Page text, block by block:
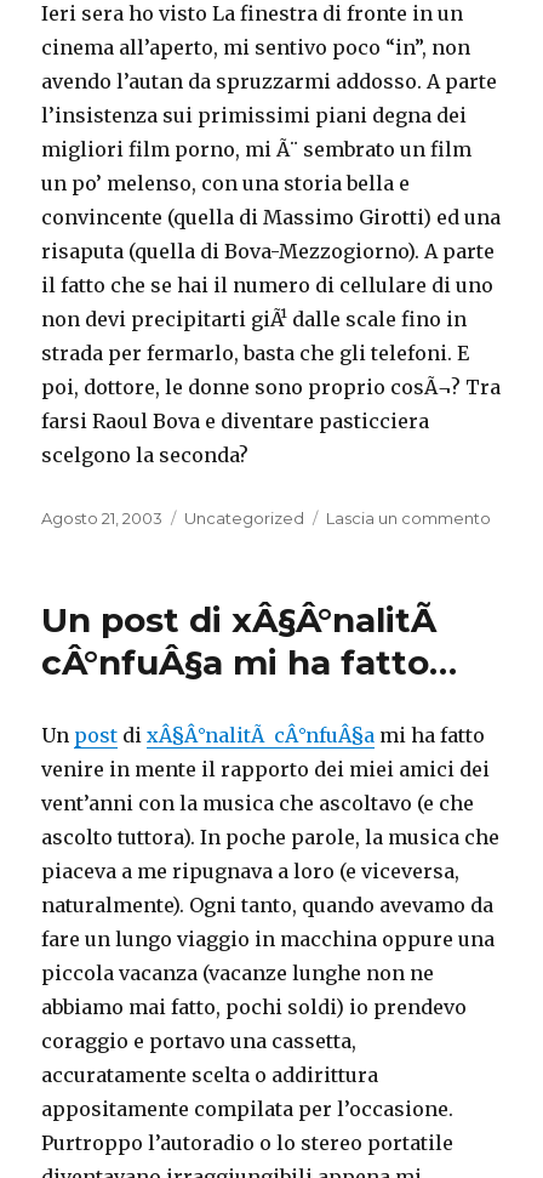
Ieri sera ho visto La finestra di fronte in un
cinema all’aperto, mi sentivo poco “in”, non
avendo l’autan da spruzzarmi addosso. A parte
l’insistenza sui primissimi piani degna dei
migliori film porno, mi Ã¨ sembrato un film
un po’ melenso, con una storia bella e
convincente (quella di Massimo Girotti) ed una
risaputa (quella di Bova-Mezzogiorno). A parte
il fatto che se hai il numero di cellulare di uno
non devi precipitarti giÃ¹ dalle scale fino in
strada per fermarlo, basta che gli telefoni. E
poi, dottore, le donne sono proprio cosÃ¬? Tra
farsi Raoul Bova e diventare pasticciera
scelgono la seconda?
Pubblicato
Agosto 21, 2003 Categorie
Uncategorized Lascia un commento
Un post di xÂ§Â°nalitÃ
cÂ°nfuÂ§a mi ha fatto…
Un post dixÂ§Â°nalitÃ cÂ°nfuÂ§a mi ha fatto
venire in mente il rapporto dei miei amici dei
vent’anni con la musica che ascoltavo (e che
ascolto tuttora). In poche parole, la musica che
piaceva a me ripugnava a loro (e viceversa,
naturalmente). Ogni tanto, quando avevamo da
fare un lungo viaggio in macchina oppure una
piccola vacanza (vacanze lunghe non ne
abbiamo mai fatto, pochi soldi) io prendevo
coraggio e portavo una cassetta,
accuratamente scelta o addirittura
appositamente compilata per l’occasione.
Purtroppo l’autoradio o lo stereo portatile